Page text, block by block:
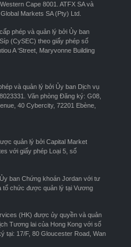
Cape 8001. ATFX SA và
Markets SA (Pty) Ltd.
phép và quản lý bởi Ủy ban
(CySEC) theo giấy phép số
A ‘Street, Maryvonne Building
và quản lý bởi Ủy ban Dịch vụ
Văn phòng Đăng ký: G08,
40 Cybercity, 72201 Ebène,
quản lý bởi Capital Market
với giấy phép Loại 5, số
ban Chứng khoán Jordan với tư
tổ chức được quản lý tại Vương
(HK) được ủy quyền và quản
Tương lai của Hong Kong với số
tại: 17/F, 80 Gloucester Road, Wan